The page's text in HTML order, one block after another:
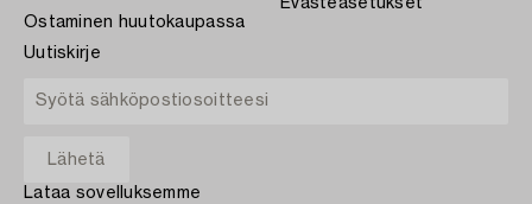
Ostaminen huutokaupassa
Evästeasetukset
Uutiskirje
Lataa sovelluksemme